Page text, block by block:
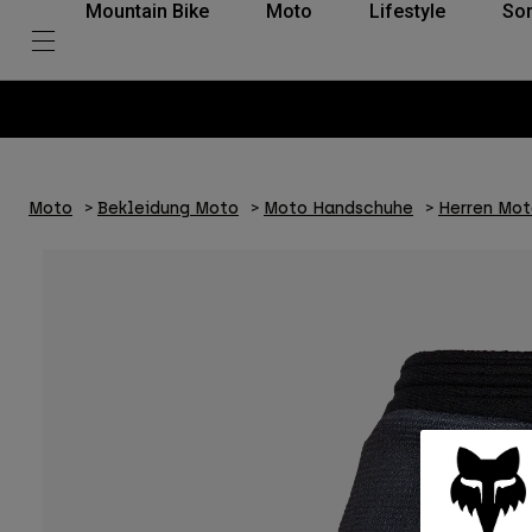
Mountain Bike Moto Lifestyle
Moto Bekleidung Moto Moto Handschuhe Herren